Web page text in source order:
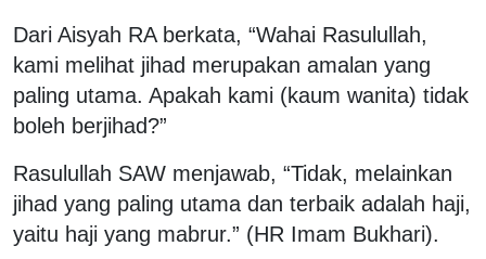
Dari Aisyah RA berkata, “Wahai Rasulullah,
kami melihat jihad merupakan amalan yang
paling utama. Apakah kami (kaum wanita) tidak
boleh berjihad?”
Rasulullah SAW menjawab, “Tidak, melainkan
jihad yang paling utama dan terbaik adalah haji,
yaitu haji yang mabrur.” (HR Imam Bukhari).